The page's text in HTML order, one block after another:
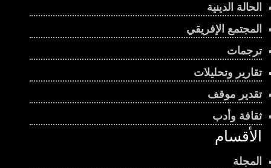
الحالة الدينية
المجتمع الإفريقي
ترجمات
تقارير وتحليلات
تقدير موقف
ثقافة وأدب
الأقسام
المجلة